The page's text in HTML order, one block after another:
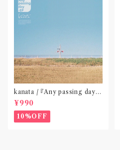
kanata / 『Any passing day -
EP』(CD作品)〝東京〟
¥990
10%OFF